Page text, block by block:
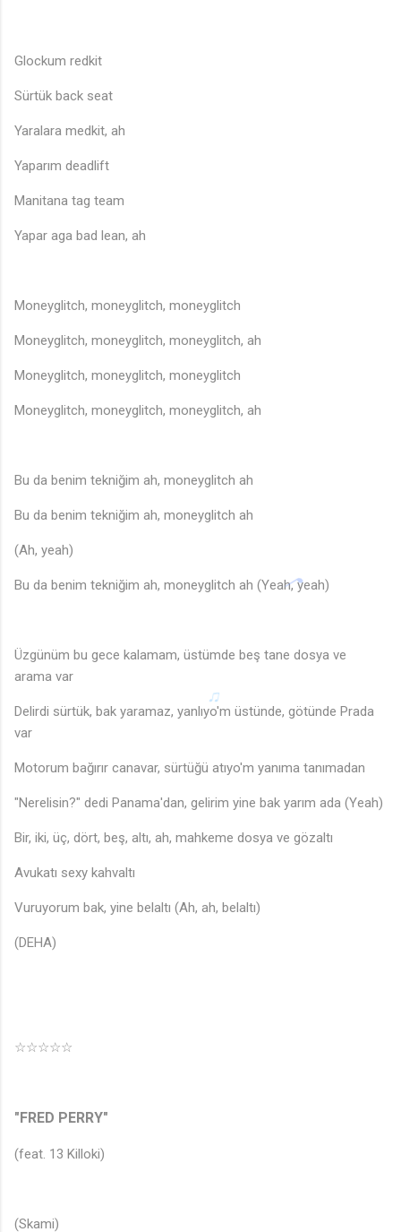
Glockum redkit
Sürtük back seat
Yaralara medkit, ah
Yaparım deadlift
Manitana tag team
Yapar aga bad lean, ah
Moneyglitch, moneyglitch, moneyglitch
Moneyglitch, moneyglitch, moneyglitch, ah
Moneyglitch, moneyglitch, moneyglitch
Moneyglitch, moneyglitch, moneyglitch, ah
Bu da benim tekniğim ah, moneyglitch ah
Bu da benim tekniğim ah, moneyglitch ah
(Ah, yeah)
Bu da benim tekniğim ah, moneyglitch ah (Yeah, yeah)
Üzgünüm bu gece kalamam, üstümde beş tane dosya ve
arama var
Delirdi sürtük, bak yaramaz, yanlıyo'm üstünde, götünde Prada
var
Motorum bağırır canavar, sürtüğü atıyo'm yanıma tanımadan
"Nerelisin?" dedi Panama'dan, gelirim yine bak yarım ada (Yeah)
Bir, iki, üç, dört, beş, altı, ah, mahkeme dosya ve gözaltı
Avukatı sexy kahvaltı
Vuruyorum bak, yine belaltı (Ah, ah, belaltı)
(DEHA)
☆☆☆☆☆
"FRED PERRY"
(feat. 13 Killoki)
(Skami)